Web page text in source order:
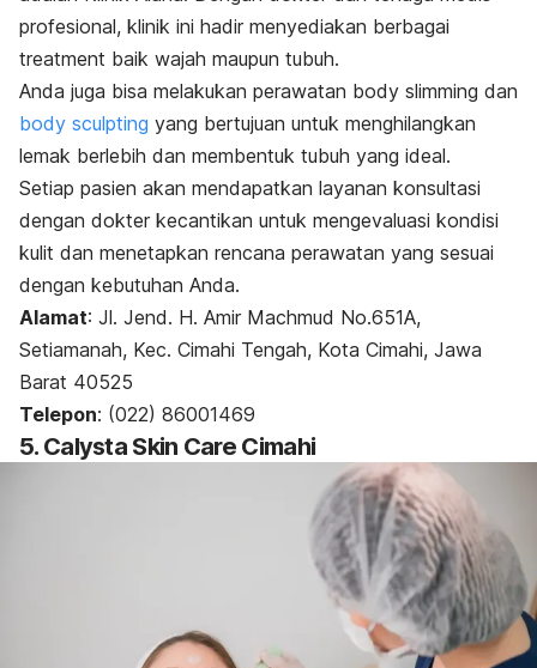
profesional, klinik ini hadir menyediakan berbagai
treatment baik wajah maupun tubuh.
Anda juga bisa melakukan perawatan body slimming dan
body sculpting yang bertujuan untuk menghilangkan
lemak berlebih dan membentuk tubuh yang ideal.
Setiap pasien akan mendapatkan layanan konsultasi
dengan dokter kecantikan untuk mengevaluasi kondisi
kulit dan menetapkan rencana perawatan yang sesuai
dengan kebutuhan Anda.
Alamat: Jl. Jend. H. Amir Machmud No.651A,
Setiamanah, Kec. Cimahi Tengah, Kota Cimahi, Jawa
Barat 40525
Telepon: (022) 86001469
5. Calysta Skin Care Cimahi